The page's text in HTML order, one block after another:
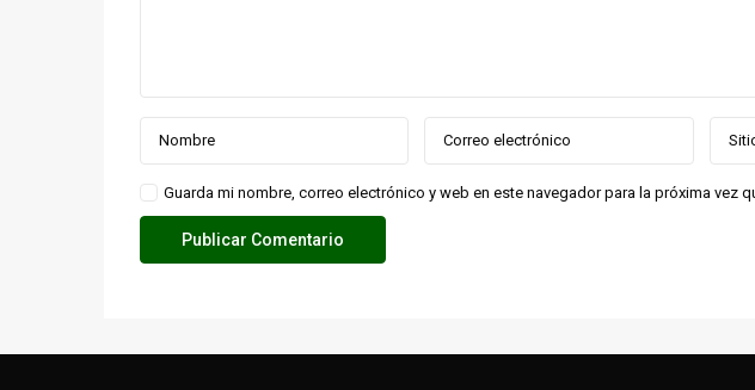
Guarda mi nombre, correo electrónico y web en este navegador para la próxima vez